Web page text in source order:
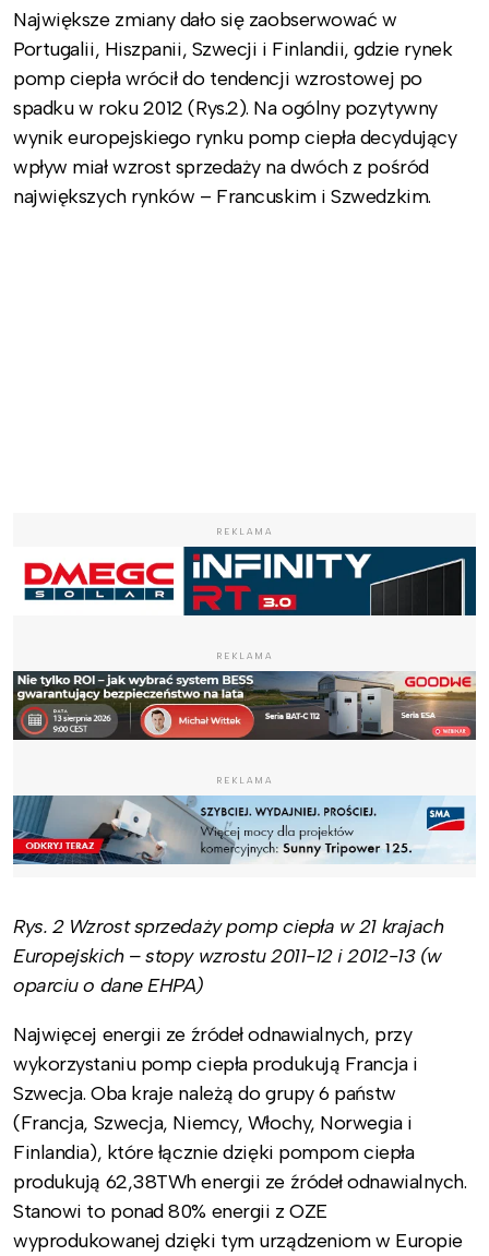
Największe zmiany dało się zaobserwować w
Portugalii, Hiszpanii, Szwecji i Finlandii, gdzie rynek
pomp ciepła wrócił do tendencji wzrostowej po
spadku w roku 2012 (Rys.2). Na ogólny pozytywny
wynik europejskiego rynku pomp ciepła decydujący
wpływ miał wzrost sprzedaży na dwóch z pośród
największych rynków – Francuskim i Szwedzkim.
REKLAMA
REKLAMA
REKLAMA
Rys. 2 Wzrost sprzedaży pomp ciepła w 21 krajach
Europejskich – stopy wzrostu 2011-12 i 2012-13 (w
oparciu o dane EHPA)
Najwięcej energii ze źródeł odnawialnych, przy
wykorzystaniu pomp ciepła produkują Francja i
Szwecja. Oba kraje należą do grupy 6 państw
(Francja, Szwecja, Niemcy, Włochy, Norwegia i
Finlandia), które łącznie dzięki pompom ciepła
produkują 62,38TWh energii ze źródeł odnawialnych.
Stanowi to ponad 80% energii z OZE
wyprodukowanej dzięki tym urządzeniom w Europie